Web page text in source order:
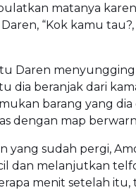
matanya
“Kok kamu
Daren
dia beranjak dari
barang yang dia
dengan map
yang sudah pergi,
dan melanjutkan
menit setelah